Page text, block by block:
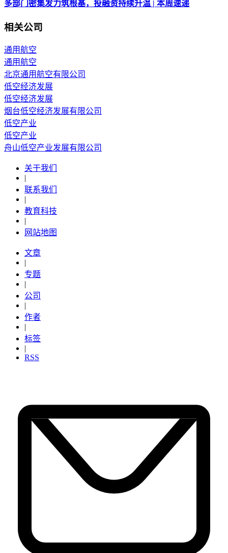
多部门密集发力筑根基，投融资持续升温 | 本周速递
相关公司
通用航空
通用航空
北京通用航空有限公司
低空经济发展
低空经济发展
烟台低空经济发展有限公司
低空产业
低空产业
舟山低空产业发展有限公司
关于我们
|
联系我们
|
教育科技
|
网站地图
文章
|
专题
|
公司
|
作者
|
标签
|
RSS